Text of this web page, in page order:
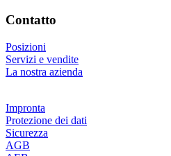
Contatto
Posizioni
Servizi e vendite
La nostra azienda
Impronta
Protezione dei dati
Sicurezza
AGB